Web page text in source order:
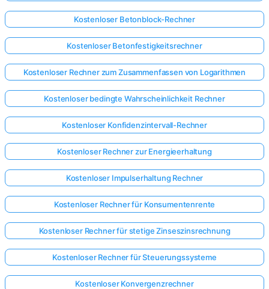
Kostenloser Betonblock-Rechner
Kostenloser Betonfestigkeitsrechner
Kostenloser Rechner zum Zusammenfassen von Logarithmen
Kostenloser bedingte Wahrscheinlichkeit Rechner
Kostenloser Konfidenzintervall-Rechner
Kostenloser Rechner zur Energieerhaltung
Kostenloser Impulserhaltung Rechner
Kostenloser Rechner für Konsumentenrente
Kostenloser Rechner für stetige Zinseszinsrechnung
Kostenloser Rechner für Steuerungssysteme
Kostenloser Konvergenzrechner